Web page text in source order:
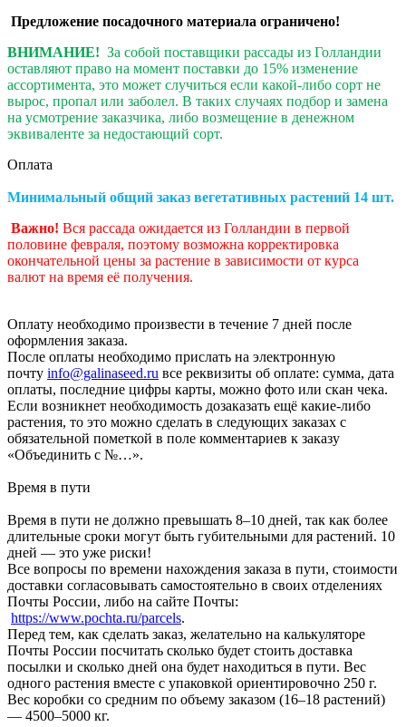
Предложение посадочного материала ограничено!
ВНИМАНИЕ! За собой поставщики рассады из Голландии
оставляют право на момент поставки до 15% изменение
ассортимента, это может случиться если какой-либо сорт не
вырос, пропал или заболел. В таких случаях подбор и замена
на усмотрение заказчика, либо возмещение в денежном
эквиваленте за недостающий сорт.
Оплата
Минимальный общий заказ вегетативных растений 14 шт.
Важно! Вся рассада ожидается из Голландии в первой
половине февраля, поэтому возможна корректировка
окончательной цены за растение в зависимости от курса
валют на время её получения.
Оплату необходимо произвести в течение 7 дней после
оформления заказа.
После оплаты необходимо прислать на электронную
почту info@galinaseed.ru все реквизиты об оплате: сумма, дата
оплаты, последние цифры карты, можно фото или скан чека.
Если возникнет необходимость дозаказать ещё какие-либо
растения, то это можно сделать в следующих заказах с
обязательной пометкой в поле комментариев к заказу
«Объединить с №…».
Время в пути
Время в пути не должно превышать 8–10 дней, так как более
длительные сроки могут быть губительными для растений. 10
дней — это уже риски!
Все вопросы по времени нахождения заказа в пути, стоимости
доставки согласовывать самостоятельно в своих отделениях
Почты России, либо на сайте Почты:
https://www.pochta.ru/parcels.
Перед тем, как сделать заказ, желательно на калькуляторе
Почты России посчитать сколько будет стоить доставка
посылки и сколько дней она будет находиться в пути. Вес
одного растения вместе с упаковкой ориентировочно 250 г.
Вес коробки со средним по объему заказом (16–18 растений)
— 4500–5000 кг.